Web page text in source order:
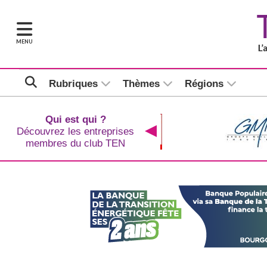
MENU
Rubriques Thèmes Régions
Qui est qui ?
Découvrez les entreprises
membres du club TEN